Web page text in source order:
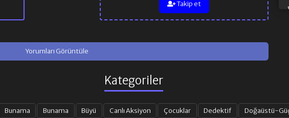
Takip et
Yorumları Görüntüle
Kategoriler
Bunama Bunama Büyü Canlı Aksiyon Çocuklar Dedektif Doğaüstü-